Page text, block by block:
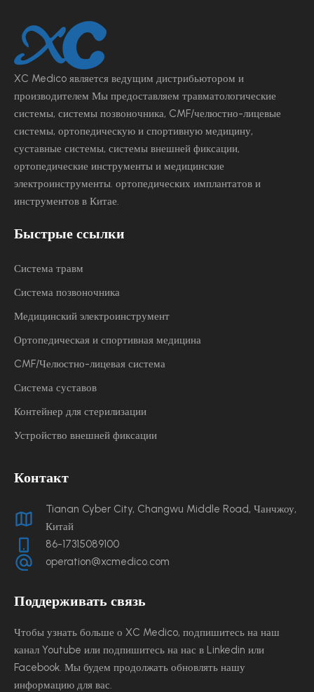
XC Medico является ведущим дистрибьютором и
производителем Мы предоставляем травматологические
системы, системы позвоночника, CMF/челюстно-лицевые
системы, ортопедическую и спортивную медицину,
суставные системы, системы внешней фиксации,
ортопедические инструменты и медицинские
электроинструменты. ортопедических имплантатов и
инструментов в Китае.
Быстрые ссылки
Система травм
Система позвоночника
Медицинский электроинструмент
Ортопедическая и спортивная медицина
CMF/Челюстно-лицевая система
Система суставов
Контейнер для стерилизации
Устройство внешней фиксации
Контакт
Tianan Cyber ​​City, Changwu Middle Road, Чанчжоу,
Китай
86-17315089100
operation@xcmedico.com
Поддерживать связь
Чтобы узнать больше о XC Medico, подпишитесь на наш
канал Youtube или подпишитесь на нас в Linkedin или
Facebook. Мы будем продолжать обновлять нашу
информацию для вас.